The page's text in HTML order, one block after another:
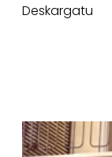
Deskargatu